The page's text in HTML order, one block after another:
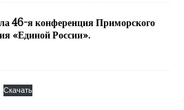
46-я конференция Приморского
«Единой России».
Скачать